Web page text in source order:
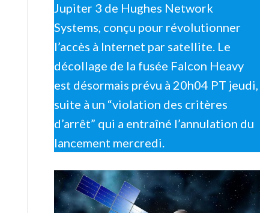
Jupiter 3 de Hughes Network
Systems, conçu pour révolutionner
l’accès à Internet par satellite. Le
décollage de la fusée Falcon Heavy
est désormais prévu à 20h04 PT jeudi,
suite à un “violation des critères
d’arrêt” qui a entraîné l’annulation du
lancement mercredi.